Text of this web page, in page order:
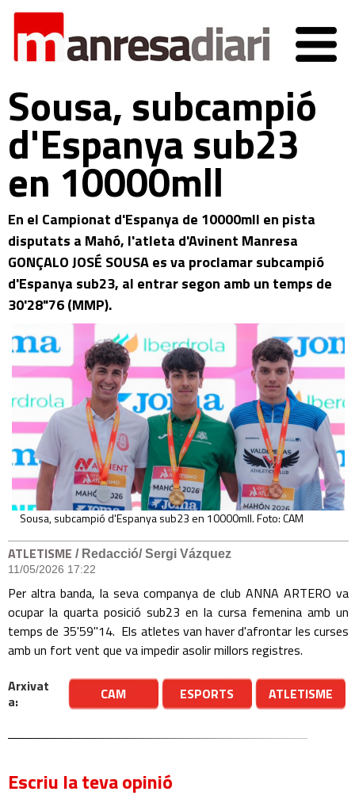
Sousa, subcampió
d'Espanya sub23
en 10000mll
En el Campionat d'Espanya de 10000mll en pista
disputats a Mahó, l'atleta d'Avinent Manresa
GONÇALO JOSÉ SOUSA es va proclamar subcampió
d'Espanya sub23, al entrar segon amb un temps de
30'28"76 (MMP).
Sousa, subcampió d'Espanya sub23 en 10000mll. Foto: CAM
ATLETISME / Redacció/ Sergi Vázquez
11/05/2026 17:22
Per altra banda, la seva companya de club ANNA ARTERO va
ocupar la quarta posició sub23 en la cursa femenina amb un
temps de 35'59"14. Els atletes van haver d'afrontar les curses
amb un fort vent que va impedir asolir millors registres.
Arxivat
a:
CAM ESPORTS ATLETISME
Escriu la teva opinió